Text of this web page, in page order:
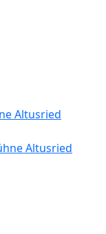
Altusried